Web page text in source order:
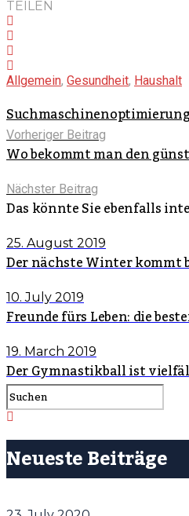
TEILEN
Allgemein, Gesundheit, Haushalt
Suchmaschinenoptimierung
Vorheriger Beitrag
Wo bekommt man den
Nächster Beitrag
Das könnte Sie ebenfalls
25. August 2019
Der nächste Winter kommt
10. July 2019
Freunde fürs Leben: die
19. March 2019
Der Gymnastikball ist
Neueste Beiträge